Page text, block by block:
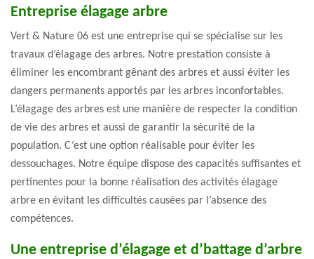
Entreprise élagage arbre
Vert & Nature 06 est une entreprise qui se spécialise sur les
travaux d’élagage des arbres. Notre prestation consiste à
éliminer les encombrant gênant des arbres et aussi éviter les
dangers permanents apportés par les arbres inconfortables.
L’élagage des arbres est une manière de respecter la condition
de vie des arbres et aussi de garantir la sécurité de la
population. C’est une option réalisable pour éviter les
dessouchages. Notre équipe dispose des capacités suffisantes et
pertinentes pour la bonne réalisation des activités élagage
arbre en évitant les difficultés causées par l’absence des
compétences.
Une entreprise d’élagage et d’battage d’arbre